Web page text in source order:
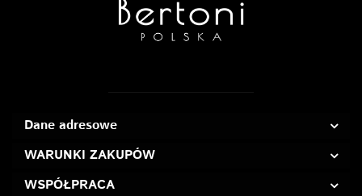
Dane adresowe
WARUNKI ZAKUPÓW
WSPÓŁPRACA